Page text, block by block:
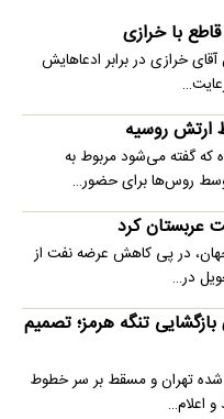
با خرازی
خرازی در برابر ادعاهایش
ارتش روسیه
که گفته می‌شود مربوط به
روس‌ها برای حضور…
عربستان کرد
در پی کاهش عرضه نفت از
در…
تنگه هرمز؛ تصمیم
شده تهران و مسقط بر سر خطوط
اعلام…